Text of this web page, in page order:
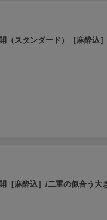
（スタンダード）［麻酔込］
［麻酔込］/二重の似合う大